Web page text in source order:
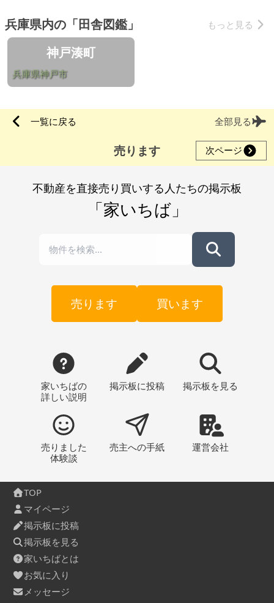
兵庫県内の「田舎図鑑」 もっと見る
神戸湊町
兵庫県神戸市
一覧に戻る 全部見る
売ります 次ページ
不動産を直接売り買いする人たちの掲示板
「家いちば」
売ります 買います
家いちばの
詳しい説明
掲示板に投稿 掲示板 を見る
売りました
体験談
売主への手紙 運営会社
TOP
マイページ
掲示板に投稿
掲示板を見る
家いちばとは
お気に入り
メッセージ